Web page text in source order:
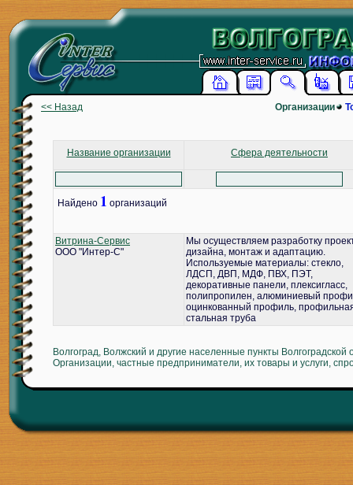
<< Назад Организации
Название организации Сфера деятельности
Найдено 1 организаций
Витрина-Сервис
ООО "Интер-С"
Мы осуществляем разработку
дизайна, монтаж и адаптацию.
Используемые материалы: стекло,
ЛДСП, ДВП, МДФ, ПВХ, ПЭТ,
декоративные панели, плексигласс,
полипропилен, алюминиевый
оцинкованный профиль,
стальная труба
Волгоград, Волжский и другие населенные пункты Волгоградской
Организации, частные предприниматели, их товары и услуги,